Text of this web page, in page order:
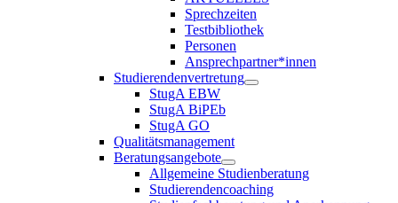
Sprechzeiten
Testbibliothek
Personen
Ansprechpartner*innen
Studierendenvertretung
StugA EBW
StugA BiPEb
StugA GO
Qualitätsmanagement
Beratungsangebote
Allgemeine Studienberatung
Studierendencoaching